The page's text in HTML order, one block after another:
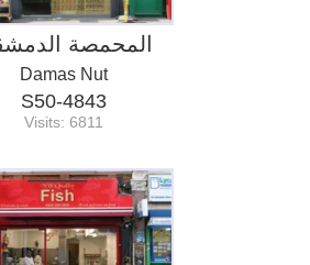
المحمصة
Damas Nut
S50-4843
Visits: 6811